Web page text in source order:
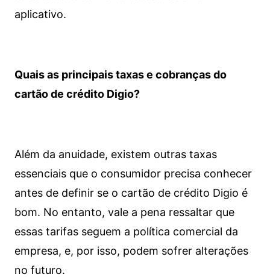
aplicativo.
Quais as principais taxas e cobranças do
cartão de crédito Digio?
Além da anuidade, existem outras taxas
essenciais que o consumidor precisa conhecer
antes de definir se o cartão de crédito Digio é
bom. No entanto, vale a pena ressaltar que
essas tarifas seguem a política comercial da
empresa, e, por isso, podem sofrer alterações
no futuro.